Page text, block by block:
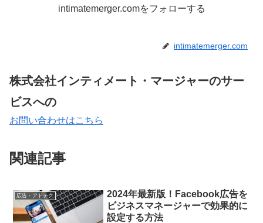
intimatemerger.comをフォローする
intimatemerger.com
株式会社インティメート・マージャーのサー
ビスへの
お問い合わせはこちら
関連記事
広告・アドテク
2024年最新版！Facebook広告を
ビジネスマネージャーで効果的に
設定する方法